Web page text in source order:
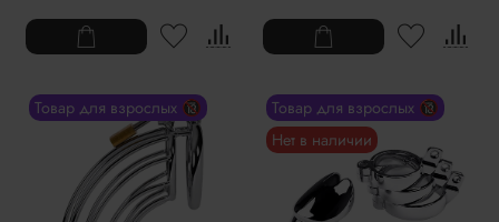
Товар для взрослых 🔞
Товар для взрослых 🔞
Нет в наличии